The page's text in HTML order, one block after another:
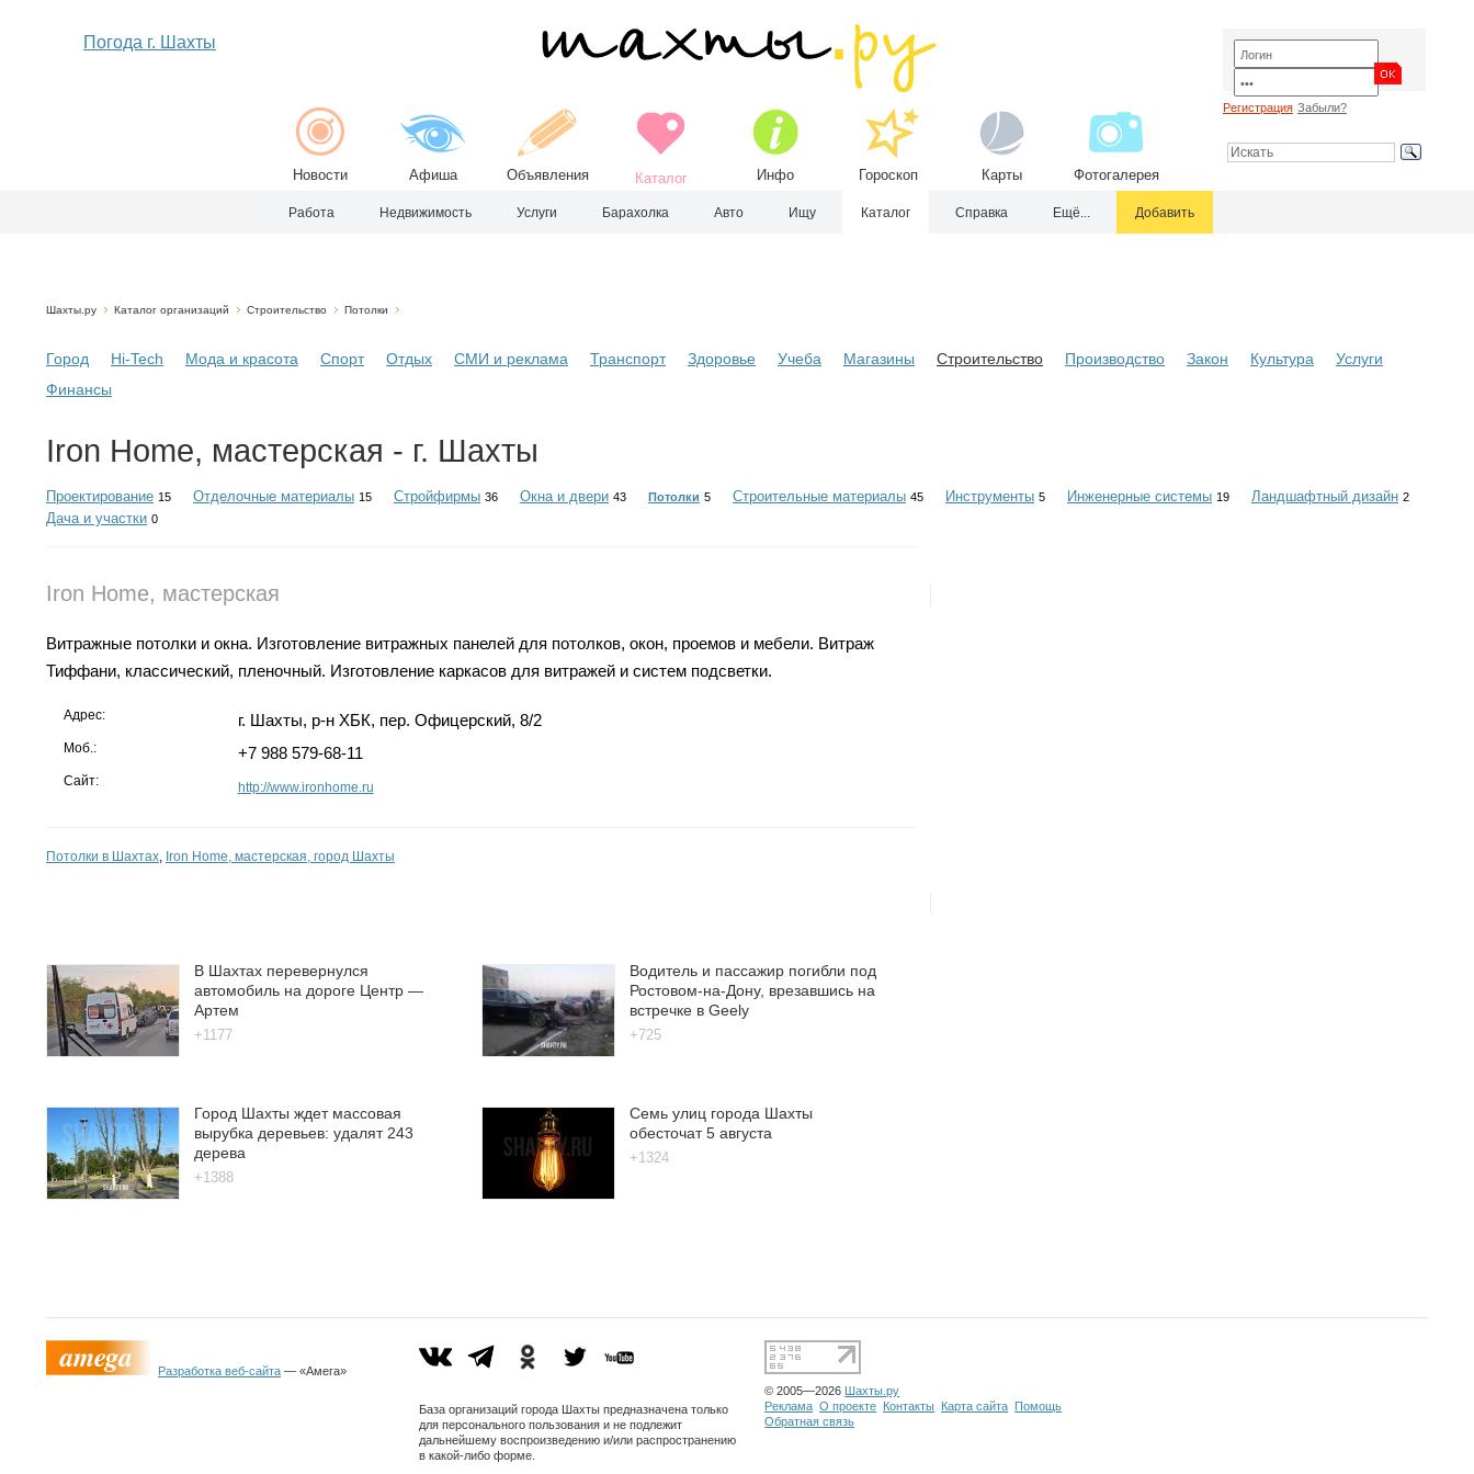
Погода г. Шахты
Новости Афиша Объявления Каталог Инфо Гороскоп Карты Фотогалерея
Регистрация Забыли?
Работа Недвижимость Услуги Барахолка Авто Ищу Каталог Справка Ещё... Добавить
Шахты.ру Каталог организаций Строительство Потолки
Город Hi-Tech Мода и красота Спорт Отдых СМИ и реклама Транспорт Здоровье Учеба Магазины Строительство Производство Закон Культура
Услуги
Финансы
Iron Home, мастерская - г. Шахты
Проектирование 15 Отделочные материалы 15 Стройфирмы 36 Окна и двери 43 Потолки 5 Строительные материалы 45 Инструменты 5 Инженерные системы 19 Ландшафтный дизайн 2
Дача и участки 0
Iron Home, мастерская
Витражные потолки и окна. Изготовление витражных панелей для потолков, окон, проемов и мебели. Витраж
Тиффани, классический, пленочный. Изготовление каркасов для витражей и систем подсветки.
Адрес: г. Шахты, р-н ХБК, пер. Офицерский, 8/2
Моб.: +7 988 579-68-11
Сайт: http://www.ironhome.ru
Потолки в Шахтах, Iron Home, мастерская, город Шахты
В Шахтах перевернулся
автомобиль на дороге Центр —
Артем
+1177
Водитель и пассажир погибли под
Ростовом-на-Дону, врезавшись на
встречке в Geely
+725
Город Шахты ждет массовая
вырубка деревьев: удалят 243
дерева
+1388
Семь улиц города Шахты
обесточат 5 августа
+1324
Разработка веб-сайта — «Амега»
База организаций города Шахты предназначена только
для персонального пользования и не подлежит
дальнейшему воспроизведению и/или распространению
в какой-либо форме.
© 2005—2026 Шахты.ру
Реклама О проекте Контакты Карта сайта Помощь
Обратная связь